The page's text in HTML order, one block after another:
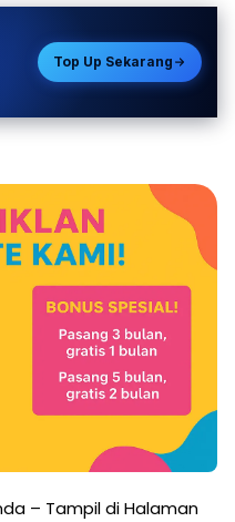
Top Up Sekarang
– Tampil di Halaman